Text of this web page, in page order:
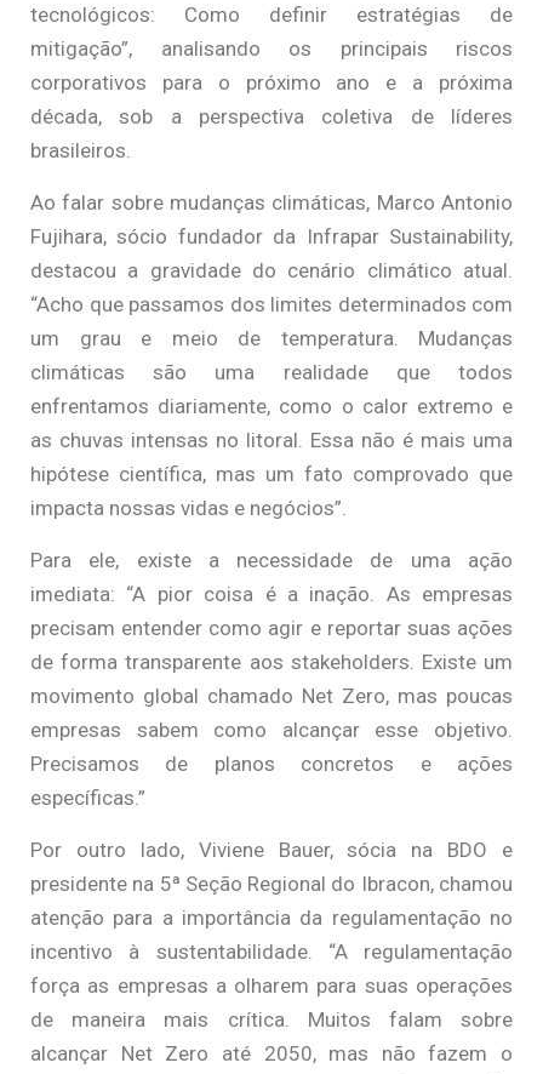
tecnológicos: Como definir estratégias de
mitigação”, analisando os principais riscos
corporativos para o próximo ano e a próxima
década, sob a perspectiva coletiva de líderes
brasileiros.
Ao falar sobre mudanças climáticas, Marco Antonio
Fujihara, sócio fundador da Infrapar Sustainability,
destacou a gravidade do cenário climático atual.
“Acho que passamos dos limites determinados com
um grau e meio de temperatura. Mudanças
climáticas são uma realidade que todos
enfrentamos diariamente, como o calor extremo e
as chuvas intensas no litoral. Essa não é mais uma
hipótese científica, mas um fato comprovado que
impacta nossas vidas e negócios”.
Para ele, existe a necessidade de uma ação
imediata: “A pior coisa é a inação. As empresas
precisam entender como agir e reportar suas ações
de forma transparente aos stakeholders. Existe um
movimento global chamado Net Zero, mas poucas
empresas sabem como alcançar esse objetivo.
Precisamos de planos concretos e ações
específicas.”
Por outro lado, Viviene Bauer, sócia na BDO e
presidente na 5ª Seção Regional do Ibracon, chamou
atenção para a importância da regulamentação no
incentivo à sustentabilidade. “A regulamentação
força as empresas a olharem para suas operações
de maneira mais crítica. Muitos falam sobre
alcançar Net Zero até 2050, mas não fazem o